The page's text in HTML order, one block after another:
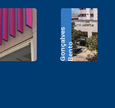
B
e
n
t
o
G
o
n
ç
a
l
v
e
s